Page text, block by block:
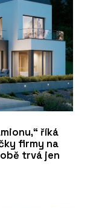
říká
firmy na
trvá jen